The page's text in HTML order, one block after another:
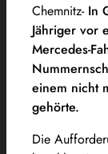
Chemnitz- In
Jähriger vor
Mercedes-
einem nicht
gehörte.
Die